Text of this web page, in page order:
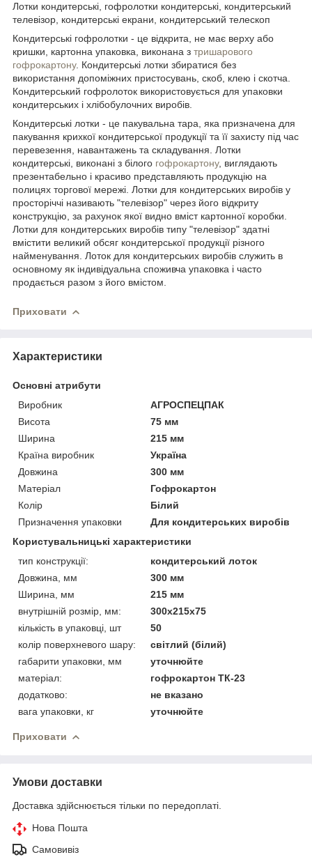
Лотки кондитерські, гофролотки кондитерські, кондитерський
телевізор, кондитерські екрани, кондитерський телескоп
Кондитерські гофролотки - це відкрита, не має верху або
кришки, картонна упаковка, виконана з тришарового
гофрокартону. Кондитерські лотки збиратися без
використання допоміжних пристосувань, скоб, клею і скотча.
Кондитерський гофролоток використовується для упаковки
кондитерських і хлібобулочних виробів.
Кондитерські лотки - це пакувальна тара, яка призначена для
пакування крихкої кондитерської продукції та її захисту під час
перевезення, навантажень та складування. Лотки
кондитерські, виконані з білого гофрокартону, виглядають
презентабельно і красиво представляють продукцію на
полицях торгової мережі. Лотки для кондитерських виробів у
просторіччі називають "телевізор" через його відкриту
конструкцію, за рахунок якої видно вміст картонної коробки.
Лотки для кондитерських виробів типу "телевізор" здатні
вмістити великий обсяг кондитерської продукції різного
найменування. Лоток для кондитерських виробів служить в
основному як індивідуальна споживча упаковка і часто
продається разом з його вмістом.
Приховати
Характеристики
Основні атрибути
Виробник
АГРОСПЕЦПАК
Висота
75 мм
Ширина
215 мм
Країна виробник
Україна
Довжина
300 мм
Матеріал
Гофрокартон
Колір
Білий
Призначення упаковки
Для кондитерських виробів
Користувальницькі характеристики
тип конструкції:
кондитерський лоток
Довжина, мм
300 мм
Ширина, мм
215 мм
внутрішній розмір, мм:
300х215х75
кількість в упаковці, шт
50
колір поверхневого шару:
світлий (білий)
габарити упаковки, мм
уточнюйте
матеріал:
гофрокартон ТК-23
додатково:
не вказано
вага упаковки, кг
уточнюйте
Приховати
Умови доставки
Доставка здійснюється тільки по передоплаті.
Нова Пошта
Самовивіз